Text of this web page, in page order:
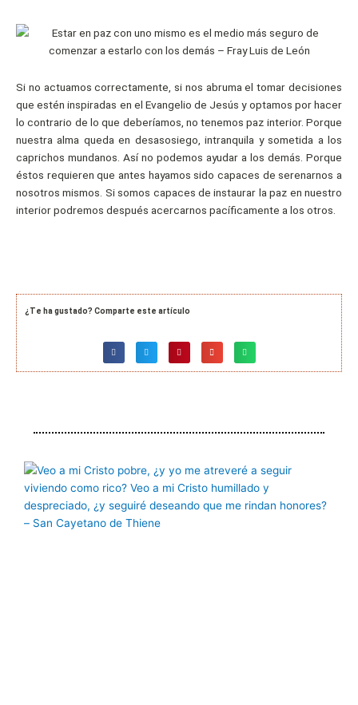
Si no actuamos correctamente, si nos abruma el tomar decisiones
que estén inspiradas en el Evangelio de Jesús y optamos por hacer
lo contrario de lo que deberíamos, no tenemos paz interior. Porque
nuestra alma queda en desasosiego, intranquila y sometida a los
caprichos mundanos. Así no podemos ayudar a los demás. Porque
éstos requieren que antes hayamos sido capaces de serenarnos a
nosotros mismos. Si somos capaces de instaurar la paz en nuestro
interior podremos después acercarnos pacíficamente a los otros.
¿Te ha gustado? Comparte este artículo
PáginaPáginaPáginaPáginaPágina